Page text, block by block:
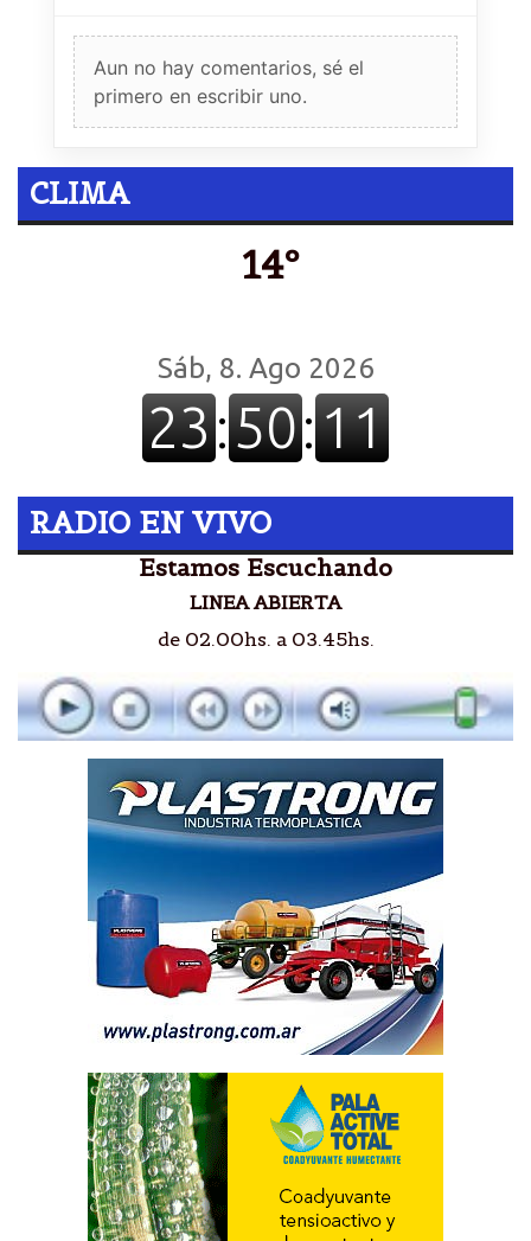
Aun no hay comentarios, sé el
primero en escribir uno.
CLIMA
14º
RADIO EN VIVO
Estamos Escuchando
LINEA ABIERTA
de 02.00hs. a 03.45hs.